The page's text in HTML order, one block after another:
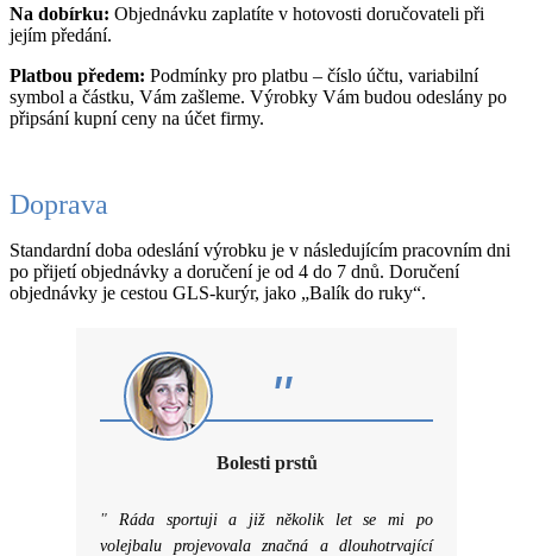
Na dobírku: Objednávku zaplatíte v hotovosti doručovateli při
jejím předání.
Platbou předem: Podmínky pro platbu – číslo účtu, variabilní
symbol a částku, Vám zašleme. Výrobky Vám budou odeslány po
připsání kupní ceny na účet firmy.
Doprava
Standardní doba odeslání výrobku je v následujícím pracovním dni
po přijetí objednávky a doručení je od 4 do 7 dnů. Doručení
objednávky je cestou GLS-kurýr, jako „Balík do ruky“.
"
Bolesti prstů
" Ráda sportuji a již několik let se mi po
volejbalu projevovala značná a dlouhotrvající